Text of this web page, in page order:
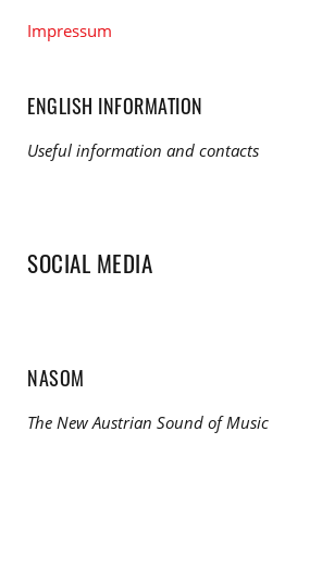
Impressum
ENGLISH INFORMATION
Useful information and contacts
SOCIAL MEDIA
NASOM
The New Austrian Sound of Music